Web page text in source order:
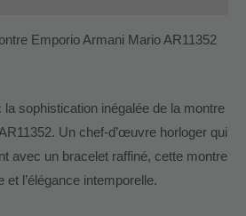
Emporio Armani Mario AR11352
sophistication inégalée de la montre
Un chef-d’œuvre horloger qui
avec un bracelet raffiné, cette montre
l’élégance intemporelle.